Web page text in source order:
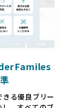
良ブリーダー
する優良ブリ
が自然と淘汰
だけでなく、親
います。
多く、販売ま
る優良ブリー